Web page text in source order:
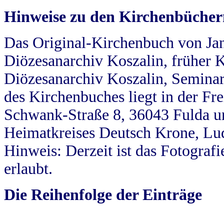
Hinweise zu den
Das Original-Kirchenbuch von
Diözesanarchiv Koszalin, früher
Diözesanarchiv Koszalin,
des Kirchenbuches liegt in der
Schwank-Straße 8, 36043 Fulda
Heimatkreises Deutsch Krone,
Hinweis: Derzeit ist das
erlaubt.
Die Reihenfolge der Einträge